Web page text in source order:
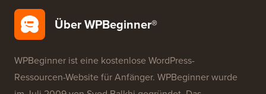
Über WPBeginner®
WPBeginner ist eine kostenlose WordPress-
Ressourcen-Website für Anfänger. WPBeginner wurde